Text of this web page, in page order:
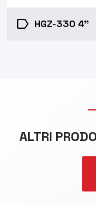
label HGZ-330 4"
ALTRI